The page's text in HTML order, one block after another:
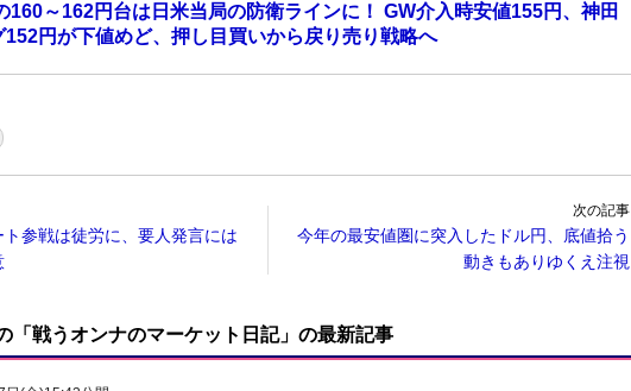
160～162円台は日米当局の防衛ラインに！ GW介入時安値155円、神田
152円が下値めど、押し目買いから戻り売り戦略へ
ト参戦は徒労に、要人発言には
次の記事
今年の最安値圏に突入したドル円、底値拾う
動きもありゆくえ注視
「戦うオンナのマーケット日記」の最新記事